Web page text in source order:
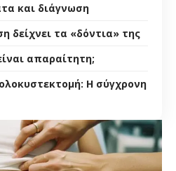
και διάγνωση
δείχνει τα «δόντια» της
απαραίτητη;
Η σύγχρονη